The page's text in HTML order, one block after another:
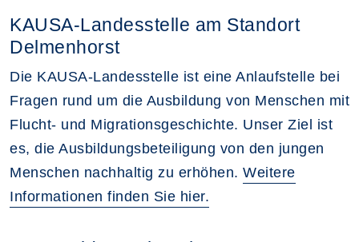
KAUSA-Landesstelle am Standort
Delmenhorst
Die KAUSA-Landesstelle ist eine Anlaufstelle bei
Fragen rund um die Ausbildung von Menschen mit
Flucht- und Migrationsgeschichte. Unser Ziel ist
es, die Ausbildungsbeteiligung von den jungen
Menschen nachhaltig zu erhöhen. Weitere
Informationen finden Sie hier.